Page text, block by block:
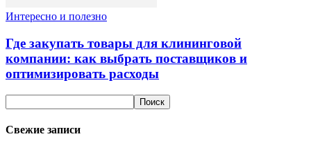
Интересно и полезно
Где закупать товары для клининговой
компании: как выбрать поставщиков и
оптимизировать расходы
Свежие записи